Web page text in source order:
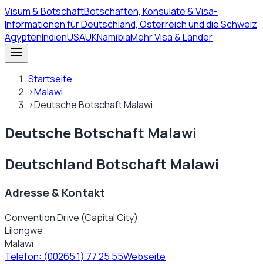
Visum& BotschaftBotschaften, Konsulate & Visa-
Informationen für Deutschland, Österreich und die Schweiz
ÄgyptenIndienUSAUKNamibiaMehr Visa & Länder
Startseite
›Malawi
›Deutsche Botschaft Malawi
Deutsche Botschaft Malawi
Deutschland Botschaft Malawi
Adresse & Kontakt
Convention Drive (Capital City)
Lilongwe
Malawi
Telefon: (00265 1) 77 25 55Webseite